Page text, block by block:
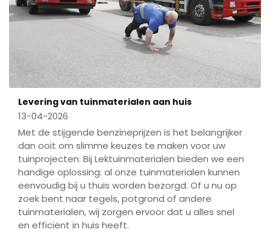
Levering van tuinmaterialen aan huis
13-04-2026
Met de stijgende benzineprijzen is het belangrijker
dan ooit om slimme keuzes te maken voor uw
tuinprojecten. Bij Lektuinmaterialen bieden we een
handige oplossing: al onze tuinmaterialen kunnen
eenvoudig bij u thuis worden bezorgd. Of u nu op
zoek bent naar tegels, potgrond of andere
tuinmaterialen, wij zorgen ervoor dat u alles snel
en efficiënt in huis heeft.